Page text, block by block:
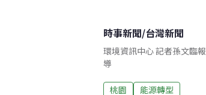
時事新聞/台灣新聞
環境資訊中心 記者孫文臨報
導
桃園
能源轉型